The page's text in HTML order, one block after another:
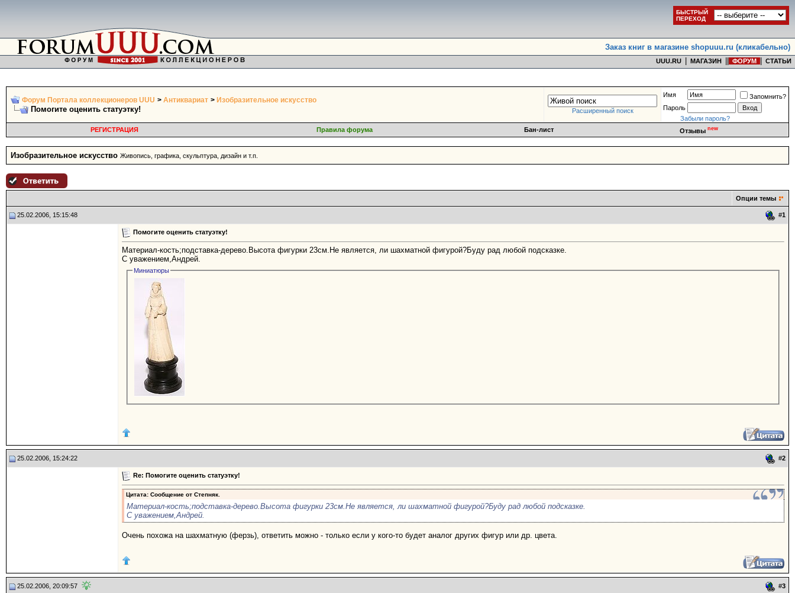
БЫСТРЫЙ
ПЕРЕХОД
Заказ книг в магазине shopuuu.ru (кликабельно)
UUU.RU МАГАЗИН ФОРУМ СТАТЬИ
Форум Портала коллекционеров UUU > Антиквариат > Изобразительное искусство
Помогите оценить статуэтку! Расширенный поиск
Имя
Запомнить?
Пароль
Забыли пароль?
РЕГИСТРАЦИЯ
Правила форума Бан-лист Отзывы new
Изобразительное искусство Живопись, графика, скульптура, дизайн и т.п.
Опции темы
25.02.2006, 15:15:48 #1
Помогите оценить статуэтку!
Материал-кость;подставка-дерево.Высота фигурки 23см.Не является, ли шахматной фигурой?Буду рад любой подсказке.
С уважением,Андрей.
Миниатюры
25.02.2006, 15:24:22 #2
Re: Помогите оценить статуэтку!
Цитата: Сообщение от Степняк.
Материал-кость;подставка-дерево.Высота фигурки 23см.Не является, ли шахматной фигурой?Буду рад любой подсказке.
С уважением,Андрей.
Очень похожа на шахматную (ферзь), ответить можно - только если у кого-то будет аналог других фигур или др. цвета.
25.02.2006, 20:09:57 #3